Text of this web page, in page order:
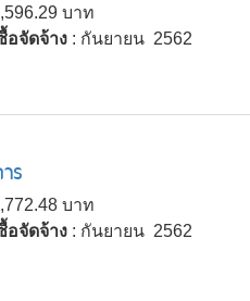
บาท
อจัดจ้าง : กันยายน 2562
ร
บาท
อจัดจ้าง : กันยายน 2562